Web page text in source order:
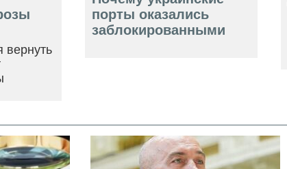
вернуть
порты оказались
заблокированными